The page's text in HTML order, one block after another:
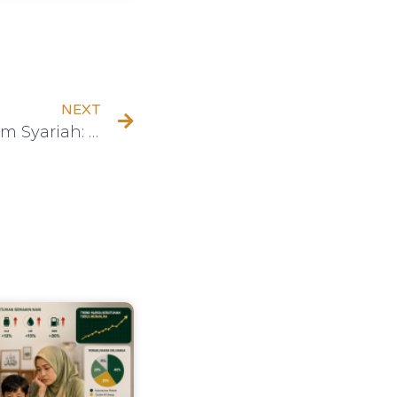
NEXT
Memahami Indeks Saham Syariah: Apa yang Perlu Diketahui?